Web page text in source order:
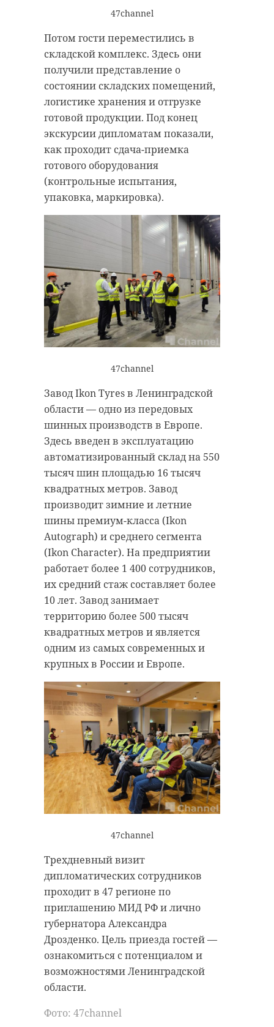
47channel
Потом гости переместились в
складской комплекс. Здесь они
получили представление о
состоянии складских помещений,
логистике хранения и отгрузке
готовой продукции. Под конец
экскурсии дипломатам показали,
как проходит сдача-приемка
готового оборудования
(контрольные испытания,
упаковка, маркировка).
47channel
Завод Ikon Tyres в Ленинградской
области — одно из передовых
шинных производств в Европе.
Здесь введен в эксплуатацию
автоматизированный склад на 550
тысяч шин площадью 16 тысяч
квадратных метров. Завод
производит зимние и летние
шины премиум-класса (Ikon
Autograph) и среднего сегмента
(Ikon Character). На предприятии
работает более 1 400 сотрудников,
их средний стаж составляет более
10 лет. Завод занимает
территорию более 500 тысяч
квадратных метров и является
одним из самых современных и
крупных в России и Европе.
47channel
Трехдневный визит
дипломатических сотрудников
проходит в 47 регионе по
приглашению МИД РФ и лично
губернатора Александра
Дрозденко. Цель приезда гостей —
ознакомиться с потенциалом и
возможностями Ленинградской
области.
Фото: 47channel
47channel
Воспитанники школы-интерната
подготовили для гостей концерт, а
затем всех ждут веселые старты.
Фото: 47channel
байкеры
детский омбудсмен мга
открытие мотосезона
Поделиться статьей:
РЕКОМЕНДУЕМ
В поселке Мга
ликвидировали
крупную свалку
03 декабря 2025, 07:13
отправила
спецстоянку
«Мустанг» ...
11 декабря 2025, 07:24